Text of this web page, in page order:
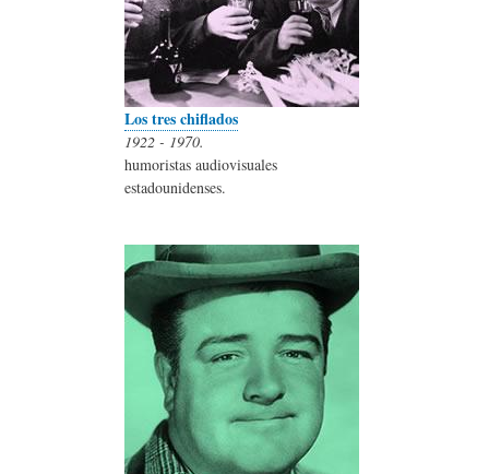
Los tres chiflados
1922 - 1970.
humoristas audiovisuales
estadounidenses.